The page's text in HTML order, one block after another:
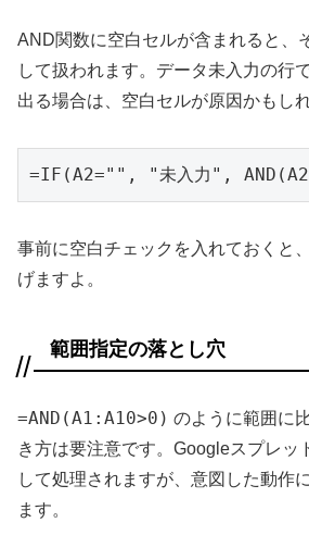
AND関数に空白セルが含まれると、
して扱われます。データ未入力の行
出る場合は、空白セルが原因かもし
=IF(A2="", "未入力",
事前に空白チェックを入れておくと
げますよ。
範囲指定の落とし穴
=AND(A1:A10>0) のように範囲に
き方は要注意です。Googleスプレッ
して処理されますが、意図した動作
ます。